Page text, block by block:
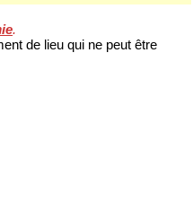
.
de lieu qui ne peut être